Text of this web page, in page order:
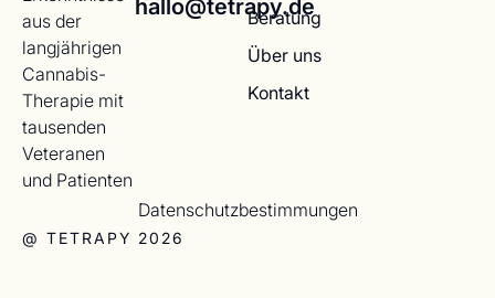
aus der
langjährigen
Cannabis-
Therapie mit
tausenden
Veteranen
und Patienten
Beratung
Über uns
Kontakt
@ TETRAPY 2026
Datenschutzbestimmungen